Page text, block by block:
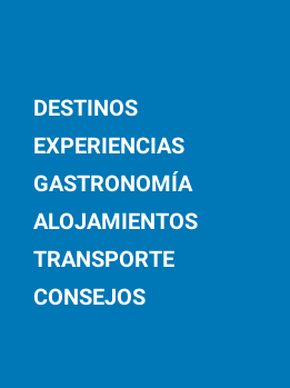
DESTINOS
EXPERIENCIAS
GASTRONOMÍA
ALOJAMIENTOS
TRANSPORTE
CONSEJOS